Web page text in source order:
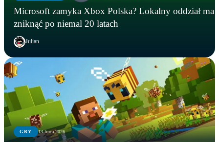
Microsoft zamyka Xbox Polska? Lokalny oddział ma
zniknąć po niemal 20 latach
Julian
GRY 13 lipca 2026